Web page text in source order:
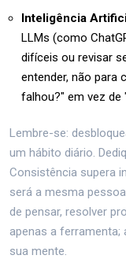
Inteligência
LLMs (como
difíceis ou revisar
entender, não para
falhou?" em vez de
Lembre-se:
um hábito diário.
Consistência supera
será a mesma
de pensar, resolver
apenas a
sua mente.